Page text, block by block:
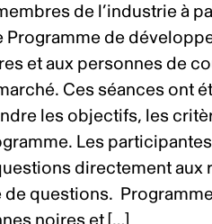
de l’industrie à
Programme de
et aux personnes de
Ces séances ont
les objectifs, les
Les
directement
de questions.